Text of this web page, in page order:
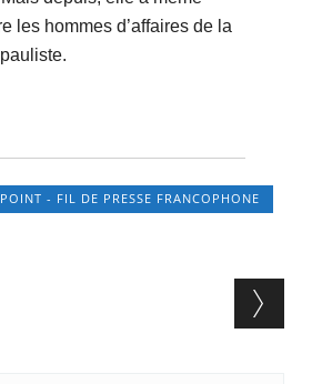
les hommes d’affaires de la
- FIL DE PRESSE FRANCOPHONE